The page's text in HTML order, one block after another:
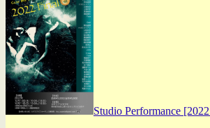
Studio Performance